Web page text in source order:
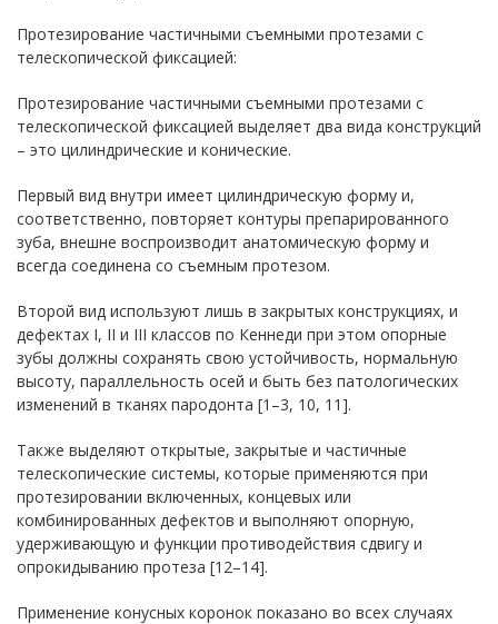
Протезирование частичными съемными протезами с
телескопической фиксацией:
Протезирование частичными съемными протезами с
телескопической фиксацией выделяет два вида конструкций
– это цилиндрические и конические.
Первый вид внутри имеет цилиндрическую форму и,
соответственно, повторяет контуры препарированного
зуба, внешне воспроизводит анатомическую форму и
всегда соединена со съемным протезом.
Второй вид используют лишь в закрытых конструкциях, и
дефектах I, II и III классов по Кеннеди при этом опорные
зубы должны сохранять свою устойчивость, нормальную
высоту, параллельность осей и быть без патологических
изменений в тканях пародонта [1–3, 10, 11].
Также выделяют открытые, закрытые и частичные
телескопические системы, которые применяются при
протезировании включенных, концевых или
комбинированных дефектов и выполняют опорную,
удерживающую и функции противодействия сдвигу и
опрокидыванию протеза [12–14].
Применение конусных коронок показано во всех случаях